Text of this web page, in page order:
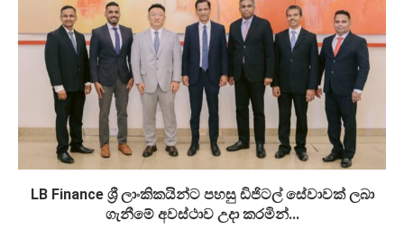
LB Finance ශ්‍රී ලාංකිකයින්ට පහසු ඩිජිටල් සේවාවක් ලබා
ගැනීමේ අවස්ථාව උදා කරමින්...